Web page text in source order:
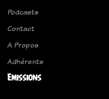
Podcasts
Contact
A Propos
Adhérents
Emissions